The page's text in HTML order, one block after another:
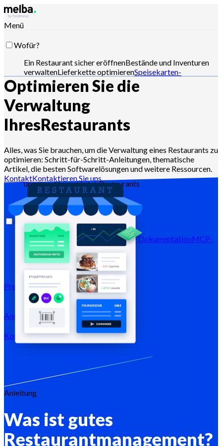
Menü
Wofür?
Ein Restaurant sicher eröffnenBestände und Inventuren
verwaltenLieferkette optimierenSpeisekarten-
Engineering optimierenWareneinsatz senken
planen HACCP-Anforderungen erfüllen
und Verkäufe analysieren
steuern
Für wen?
Ketten und große GruppenUnabhängige
RestaurantsZentralküchenGeisterküchenCatererBäcker
und KonditorenHotel-Restaurants
Ressourcen
BlogHilfe-CenterNewsletterAPI-DokumentationMCP-
Dokumentation
Preise
Anmeldung →
Kostenlos testenRegistrieren
Optimieren Sie die
Verwaltung
IhresRestaurants
Alles, was Sie brauchen, um die Verwaltung eines Restaurants zu
optimieren: Schritt-für-Schritt-Anleitungen, thematische
Artikel, die besten Softwarelösungen und weitere Ressourcen.
KontaktKontaktieren Sie uns
Anleitung
Was ist gutes
Restaurantmanagement?